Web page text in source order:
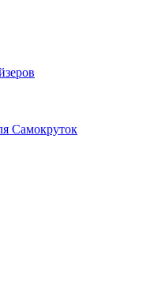
Самокруток